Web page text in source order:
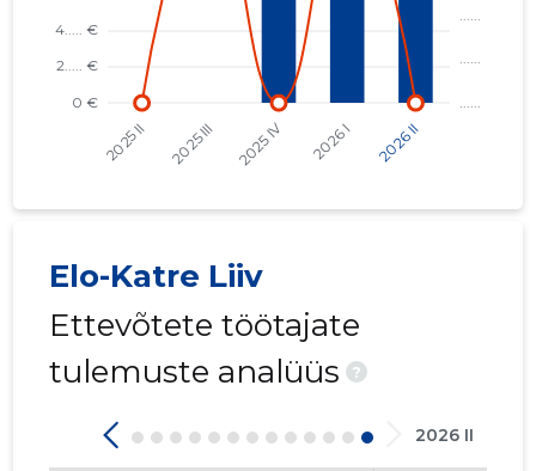
Elo-Katre Liiv
Ettevõtete töötajate
tulemuste analüüs
?
2026 II